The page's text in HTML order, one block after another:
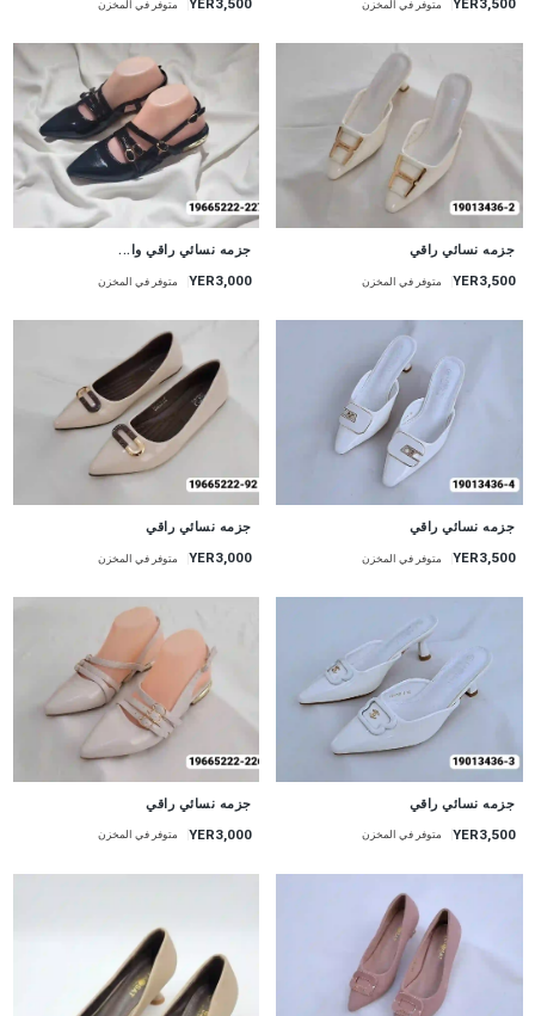
YER3,500 متوفر في المخزن YER3,500 متوفر في المخزن
جزمه نسائي راقي
YER3,500 متوفر في المخزن
جزمه نسائي راقي وا...
YER3,000 متوفر في المخزن
جزمه نسائي راقي
YER3,500 متوفر في المخزن
جزمه نسائي راقي
YER3,000 متوفر في المخزن
جزمه نسائي راقي
YER3,500 متوفر في المخزن
جزمه نسائي راقي
YER3,000 متوفر في المخزن